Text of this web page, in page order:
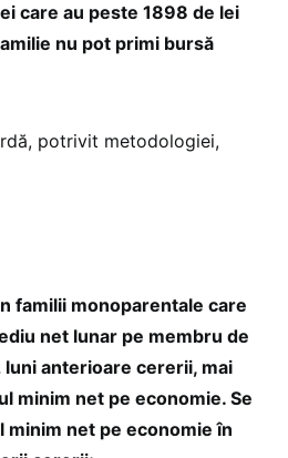
care au peste 1898 de lei
nu pot primi bursă
potrivit metodologiei,
familii monoparentale care
net lunar pe membru de
anterioare cererii, mai
minim net pe economie. Se
minim net pe economie în